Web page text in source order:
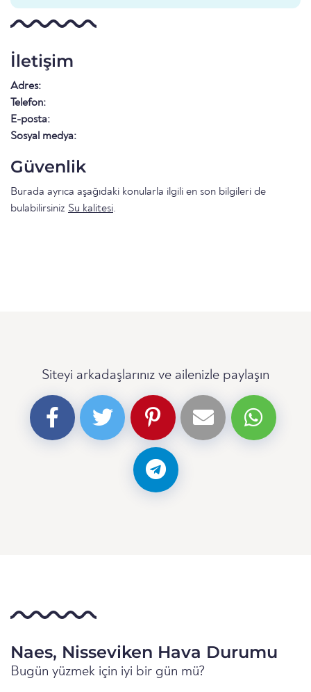
İletişim
Adres:
Telefon:
E-posta:
Sosyal medya:
Güvenlik
Burada ayrıca aşağıdaki konularla ilgili en son bilgileri de
bulabilirsiniz Su kalitesi.
Siteyi arkadaşlarınız ve ailenizle paylaşın
Naes, Nisseviken Hava Durumu
Bugün yüzmek için iyi bir gün mü?